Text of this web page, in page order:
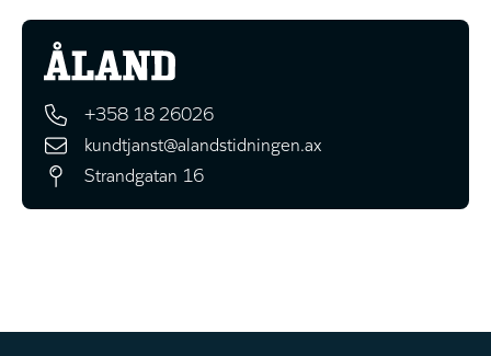
+358 18 26026
kundtjanst@alandstidningen.ax
Strandgatan 16